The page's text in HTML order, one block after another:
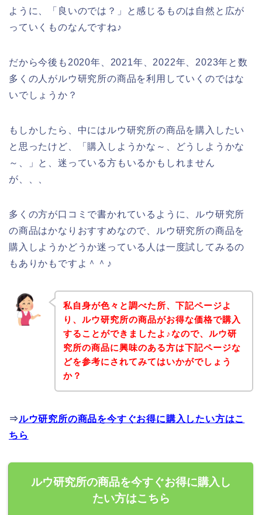
ように、「良いのでは？」と感じるものは自然と広が
っていくものなんですね♪
だから今後も2020年、2021年、2022年、2023年と数
多くの人がルウ研究所の商品を利用していくのではな
いでしょうか？
もしかしたら、中にはルウ研究所の商品を購入したい
と思ったけど、「購入しようかな～、どうしようかな
～、」と、迷っている方もいるかもしれません
が、、、
多くの方が口コミで書かれているように、ルウ研究所
の商品はかなりおすすめなので、ルウ研究所の商品を
購入しようかどうか迷っている人は一度試してみるの
もありかもですよ＾＾♪
私自身が色々と調べた所、下記ページよ
り、ルウ研究所の商品がお得な価格で購入
することができましたよ♪なので、ルウ研
究所の商品に興味のある方は下記ページな
どを参考にされてみてはいかがでしょう
か？
⇒ルウ研究所の商品を今すぐお得に購入したい方はこ
ちら
ルウ研究所の商品を今すぐお得に購入し
たい方はこちら